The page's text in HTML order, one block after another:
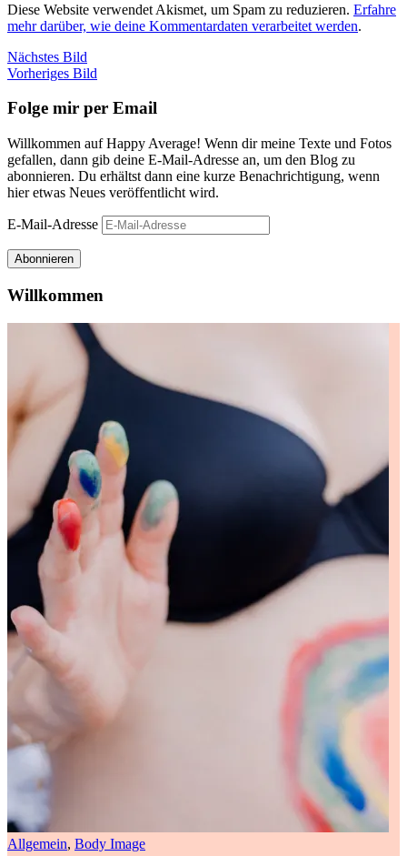
Diese Website verwendet Akismet, um Spam zu reduzieren. Erfahre
mehr darüber, wie deine Kommentardaten verarbeitet werden.
Nächstes Bild
Vorheriges Bild
Folge mir per Email
Willkommen auf Happy Average! Wenn dir meine Texte und Fotos
gefallen, dann gib deine E-Mail-Adresse an, um den Blog zu
abonnieren. Du erhältst dann eine kurze Benachrichtigung, wenn
hier etwas Neues veröffentlicht wird.
E-Mail-Adresse
Abonnieren
Willkommen
Allgemein, Body Image